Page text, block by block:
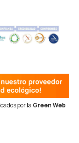
por la Green Web